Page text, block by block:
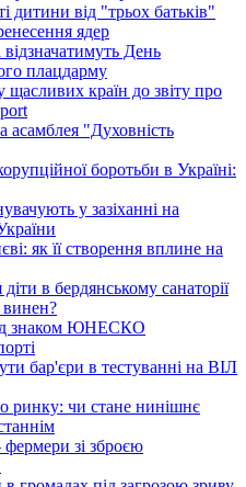
дитини від "трьох батьків"
ядер
День
плацдарму
країн до звіту про
"Духовність
боротьби в Україні:
у зазіханні на
як її створення вплине на
в бердянському санаторії
знаком ЮНЕСКО
бар'єри в тестуванні на ВІЛ
ринку: чи стане нинішнє
фермери зі зброєю